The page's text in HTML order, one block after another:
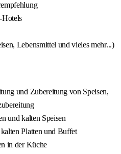
Hotels
Lebensmittel und vieles mehr...)
und Zubereitung von Speisen,
und kalten Speisen
Platten und Buffet
in der Küche